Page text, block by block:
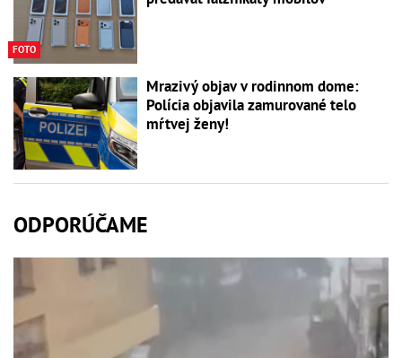
FOTO
Mrazivý objav v rodinnom dome:
Polícia objavila zamurované telo
mŕtvej ženy!
ODPORÚČAME